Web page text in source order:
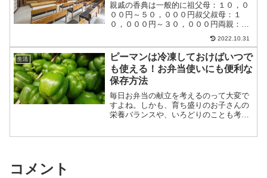
親戚の香典は一般的に祖父母：１０，０
００円～５０，０００円叔父叔母：１
０，０００円～３０，０００円両親：３
０，０００円～１００，０００円兄弟姉
妹：３０，０００円～５０，０００円と
言われてまおります。突然お葬式の連絡
が来たときに、誰だって慌て...
2022.10.31
生活
ピーマンは冷凍しておけばいつで
も使える！お弁当使いにも便利な
保存方法
毎日お弁当の献立を考えるのって大変で
すよね。しかも、育ち盛りのお子さんの
栄養バランスや、いろどりのことも考え
コメント